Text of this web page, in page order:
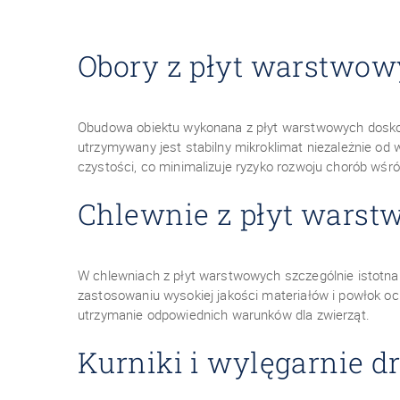
Obory z płyt
Obudowa obiektu wykonana z płyt warstwowych
utrzymywany jest stabilny mikroklimat niezależnie od
czystości, co minimalizuje ryzyko rozwoju chorób
Chlewnie z płyt
W chlewniach z płyt warstwowych szczególnie
zastosowaniu wysokiej jakości materiałów i powłok
utrzymanie odpowiednich warunków dla zwierząt.
Kurniki i wylęgarnie